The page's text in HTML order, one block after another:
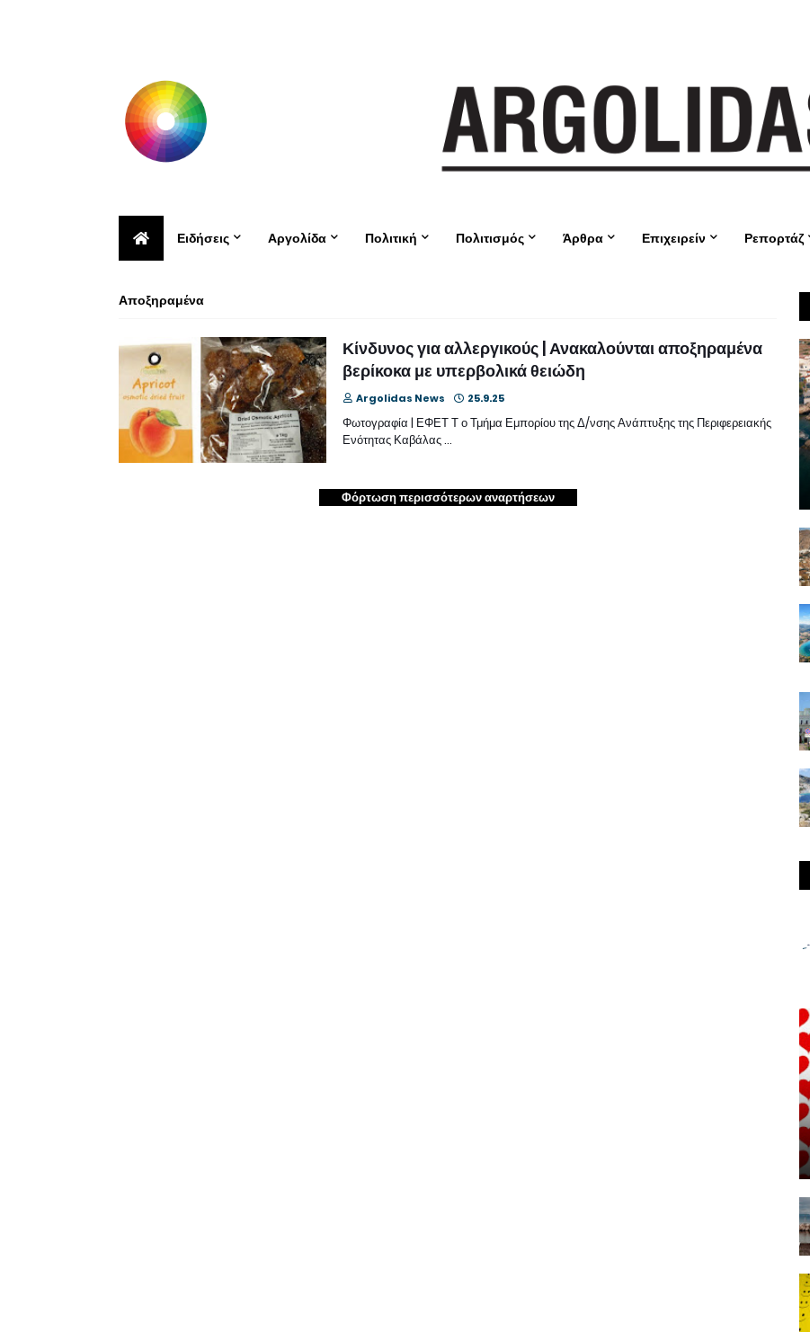
Ειδήσεις Αργολίδα Πολιτική Πολιτισμός Άρθρα Επιχειρείν Ρεπορτάζ
Αποξηραμένα
Κίνδυνος για αλλεργικούς | Ανακαλούνται αποξηραμένα
βερίκοκα με υπερβολικά θειώδη
Argolidas News 25.9.25
Φωτογραφία | ΕΦΕΤ Τ ο Τμήμα Εμπορίου της Δ/νσης Ανάπτυξης της Περιφερειακής
Ενότητας Καβάλας …
Φόρτωση περισσότερων αναρτήσεων